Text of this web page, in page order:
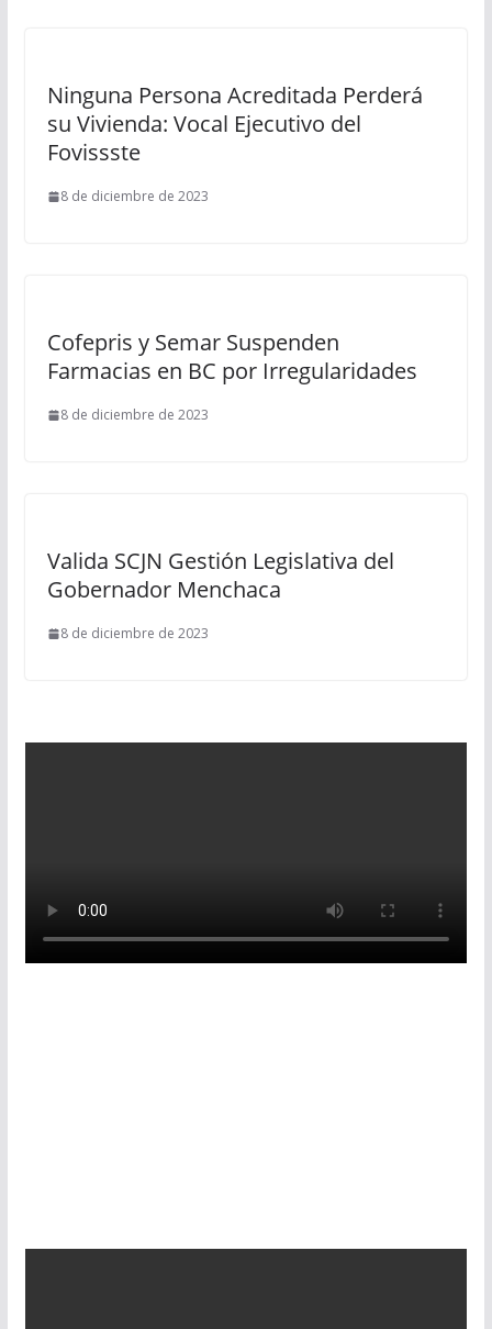
Ninguna Persona Acreditada Perderá
su Vivienda: Vocal Ejecutivo del
Fovissste
8 de diciembre de 2023
Cofepris y Semar Suspenden
Farmacias en BC por Irregularidades
8 de diciembre de 2023
Valida SCJN Gestión Legislativa del
Gobernador Menchaca
8 de diciembre de 2023